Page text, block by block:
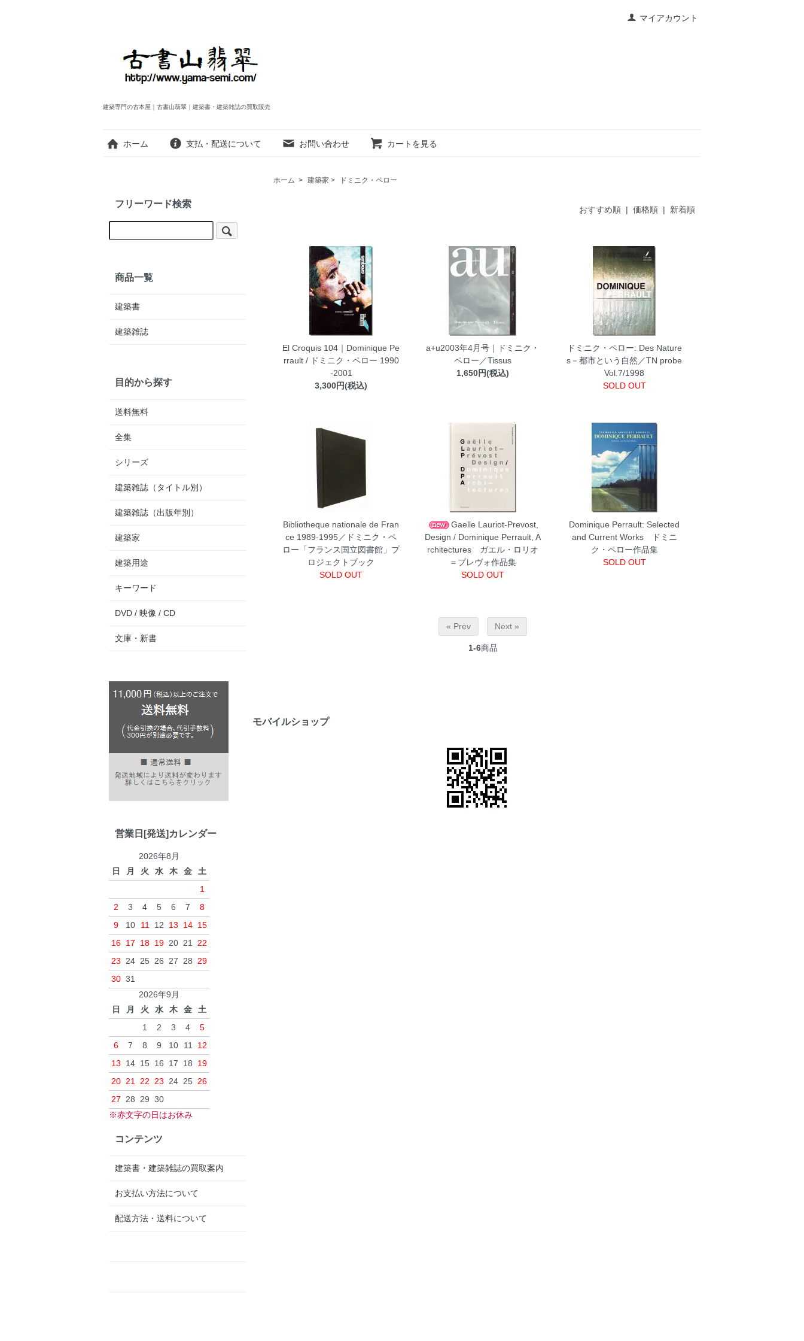
マイアカウント
建築専門の古本屋｜古書山翡翠｜建築書・建築雑誌の買取販売
ホーム 支払・配送について お問い合わせ カートを見る
ホーム > 建築家 > ドミニク・ペロー
おすすめ順 | 価格順 | 新着順
El Croquis 104｜Dominique Pe
rrault / ドミニク・ペロー 1990
-2001
3,300円(税込)
a+u2003年4月号｜ドミニク・
ペロー／Tissus
1,650円(税込)
ドミニク・ペロー: Des Nature
s－都市という自然／TN probe
Vol.7/1998
SOLD OUT
Bibliotheque nationale de Fran
ce 1989-1995／ドミニク・ペ
ロー「フランス国立図書館」プ
ロジェクトブック
SOLD OUT
Gaelle Lauriot-Prevost,
Design / Dominique Perrault, A
rchitectures ガエル・ロリオ
＝プレヴォ作品集
SOLD OUT
Dominique Perrault: Selected
and Current Works ドミニ
ク・ペロー作品集
SOLD OUT
« Prev Next »
1-6商品
フリーワード検索
商品一覧
建築書
建築雑誌
目的から探す
送料無料
全集
シリーズ
建築雑誌（タイトル別）
建築雑誌（出版年別）
建築家
建築用途
キーワード
DVD / 映像 / CD
文庫・新書
営業日[発送]カレンダー
2026年8月
日
月 火 水 木 金
土
1
2
3 4 5 6 7
8
9
10 11 12 13 14 15
16 17 18 19 20 21 22
23 24 25 26 27 28 29
30 31
2026年9月
日
月 火 水 木 金
土
1
2 3 4
5
6
7 8 9 10 11
12
13
14 15 16 17 18
19
20 21 22 23 24 25 26
27 28 29 30
※赤文字の日はお休み
コンテンツ
建築書・建築雑誌の買取案内
お支払い方法について
配送方法・送料について
モバイルショップ